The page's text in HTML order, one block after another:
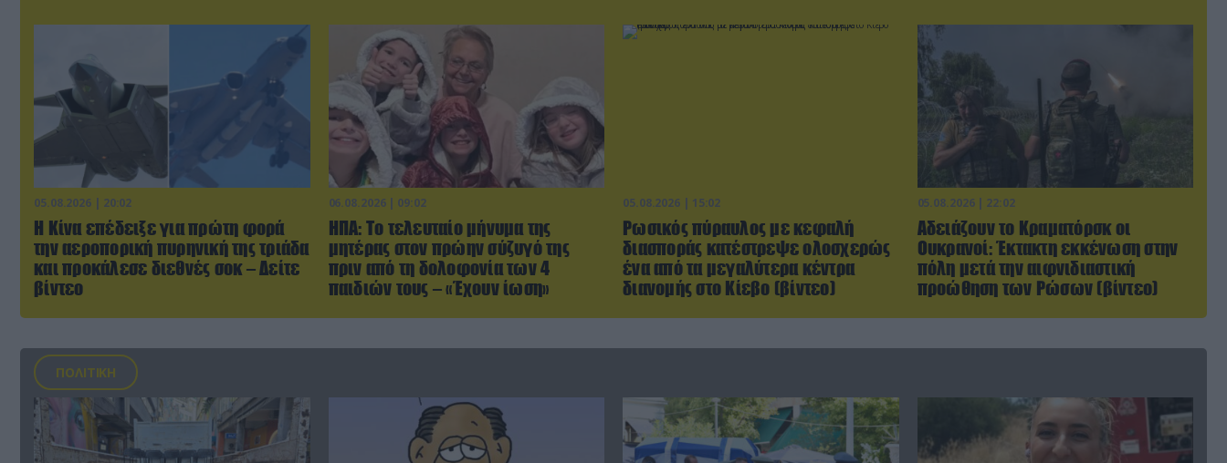
05.08.2026 | 20:02
Η Κίνα επέδειξε για πρώτη φορά
την αεροπορική πυρηνική της τριάδα
και προκάλεσε διεθνές σοκ – Δείτε
βίντεο
06.08.2026 | 09:02
ΗΠΑ: Το τελευταίο μήνυμα της
μητέρας στον πρώην σύζυγό της
πριν από τη δολοφονία των 4
παιδιών τους – «Έχουν ίωση»
05.08.2026 | 15:02
Ρωσικός πύραυλος με κεφαλή
διασποράς κατέστρεψε ολοσχερώς
ένα από τα μεγαλύτερα κέντρα
διανομής στο Κίεβο (βίντεο)
05.08.2026 | 22:02
Αδειάζουν το Κραματόρσκ οι
Ουκρανοί: Έκτακτη εκκένωση στην
πόλη μετά την αιφνιδιαστική
προώθηση των Ρώσων (βίντεο)
ΠΟΛΙΤΙΚΗ